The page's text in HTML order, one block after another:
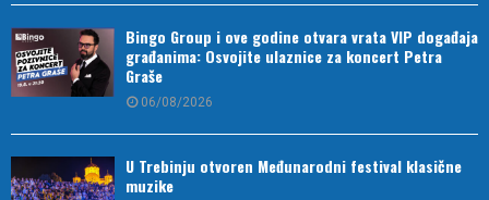
Bingo Group i ove godine otvara vrata VIP događaja
građanima: Osvojite ulaznice za koncert Petra
Graše
06/08/2026
U Trebinju otvoren Međunarodni festival klasične
muzike